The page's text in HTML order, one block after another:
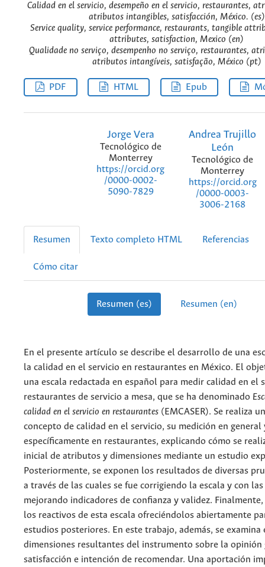
Calidad en el servicio, desempeño en el servicio, restaurantes,
atributos intangibles, satisfacción, México. (es)
Service quality, service performance, restaurants, tangible
attributes, satisfaction, Mexico (en)
Qualidade no serviço, desempenho no serviço, restaurantes,
atributos intangíveis, satisfação, México (pt)
PDF HTML Epub
Jorge Vera
Tecnológico de
Monterrey
https://orcid.org
/0000-0002-
5090-7829
Andrea Trujillo
León
Tecnológico de
Monterrey
https://orcid.org
/0000-0003-
3006-2168
Resumen Texto completo HTML Referencias
Cómo citar
Resumen (es) Resumen (en)
En el presente artículo se describe el desarrollo de una
la calidad en el servicio en restaurantes en México. El
una escala redactada en español para medir calidad en el
restaurantes de servicio a mesa, que se ha denominado
calidad en el servicio en restaurantes (EMCASER). Se realiza
concepto de calidad en el servicio, su medición en general
específicamente en restaurantes, explicando cómo se
inicial de atributos y dimensiones mediante un estudio
Posteriormente, se exponen los resultados de diversas
a través de las cuales se fue corrigiendo la escala y con
mejorando indicadores de confianza y validez.
los reactivos de esta escala ofreciéndolos abiertamente
estudios posteriores. En este trabajo, además, se examina
dimensiones resultantes del instrumento sobre la opinión
satisfacción e intención de recomendar. Una aportación